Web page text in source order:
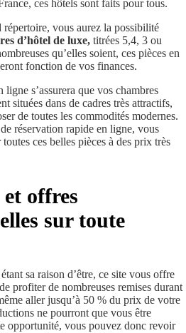
ces hôtels sont faits pour tous.
répertoire, vous aurez la possibilité
d’hôtel de luxe, titrées 5,4, 3 ou
qu’elles soient, ces pièces en
fonction de vos finances.
ligne s’assurera que vos chambres
situées dans de cadres très attractifs,
de toutes les commodités modernes.
réservation rapide en ligne, vous
ces belles pièces à des prix très
et offres
sur toute
sa raison d’être, ce site vous offre
profiter de nombreuses remises durant
aller jusqu’à 50 % du prix de votre
ne pourront que vous être
opportunité, vous pouvez donc revoir